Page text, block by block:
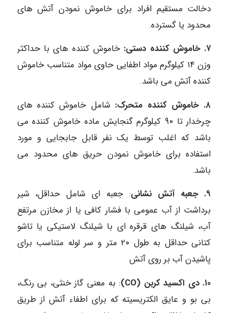
دخالت مستقیم افراد برای خاموش نمودن آتش های
محدود یا گسترده.
۷. خاموش کننده دستی:
خاموش کننده های با حداکثر
وزن ۱۴ کیلوگرم مواد اطفایی حاوی مواد متناسب خاموش
کننده آتش می باشد.
۸. خاموش کننده متحرک:
شامل خاموش کننده های
چرخدار تا ۹۰ کیلوگرم گنجایش ماده خاموش کننده می
باشد که اغلب توسط یک نفر قابل جابجایی و مورد
استفاده برای خاموش نمودن حریق های محدود می
باشد.
۹. جعبه آتش نشانی
: جعبه ای شامل حداقل، شیر
برداشت از آب عمومی با فشار کافی یا از مخازن مرتفع
آب، شیلنگ های قرقره ای با شیلنگ لاستیکی یا تاشو
کتانی حداقل به طول ۲۰ متر و سر لوله متناسب برای
پاشیدن آب بر روی آتش
۱۰. دی اکسید کربن (CO)
: به معنی گاز خنثی، بی رنگ،
بی بو و عایق الکتریسیته که برای اطفاء آتش از طریق